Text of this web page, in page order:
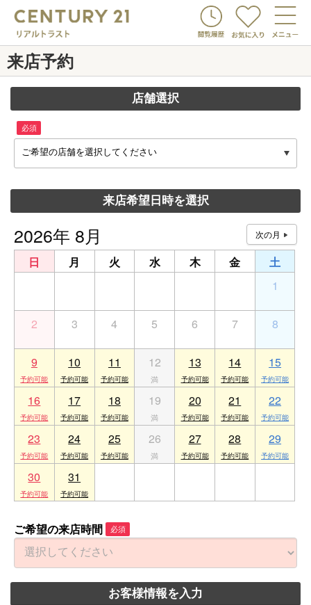
来店予約
店舗選択
必須
ご希望の店舗を選択してください
来店希望日時を選択
2026年 8月
日 月 火 水 木 金
土
1
2 3 4 5 6 7 8
9 10 11 12 13 14 15
16 17 18 19 20 21 22
23 24 25 26 27 28 29
30 31
ご希望の来店時間 必須
お客様情報を入力